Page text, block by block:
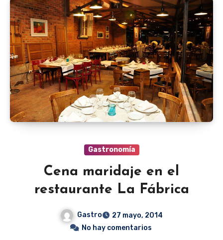
Gastronomía
Cena maridaje en el
restaurante La Fábrica
Gastro
27 mayo, 2014
No hay comentarios